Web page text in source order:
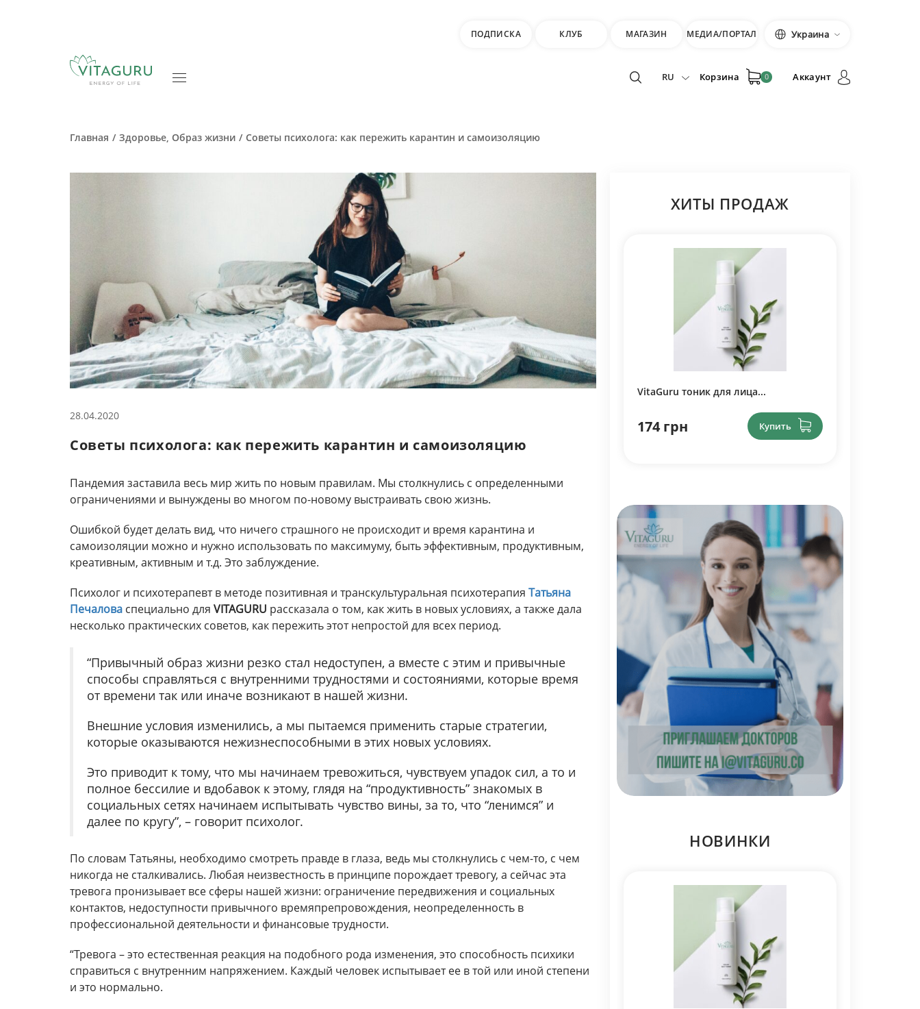
ПОДПИСКА КЛУБ МАГАЗИН МЕДИА/ПОРТАЛ Украина
RU Корзина 0 Аккаунт
Главная Здоровье, Образ жизни Советы психолога: как пережить карантин и самоизоляцию
28.04.2020
Советы психолога: как пережить карантин и самоизоляцию
Пандемия заставила весь мир жить по новым правилам. Мы столкнулись с определенными
ограничениями и вынуждены во многом по-новому выстраивать свою жизнь.
Ошибкой будет делать вид, что ничего страшного не происходит и время карантина и
самоизоляции можно и нужно использовать по максимуму, быть эффективным, продуктивным,
креативным, активным и т.д. Это заблуждение.
Психолог и психотерапевт в методе позитивная и транскультуральная психотерапия Татьяна
Печалова специально для VITAGURU рассказала о том, как жить в новых условиях, а также дала
несколько практических советов, как пережить этот непростой для всех период.
“Привычный образ жизни резко стал недоступен, а вместе с этим и привычные
способы справляться с внутренними трудностями и состояниями, которые время
от времени так или иначе возникают в нашей жизни.
Внешние условия изменились, а мы пытаемся применить старые стратегии,
которые оказываются нежизнеспособными в этих новых условиях.
Это приводит к тому, что мы начинаем тревожиться, чувствуем упадок сил, а то и
полное бессилие и вдобавок к этому, глядя на “продуктивность” знакомых в
социальных сетях начинаем испытывать чувство вины, за то, что “ленимся” и
далее по кругу”, – говорит психолог.
По словам Татьяны, необходимо смотреть правде в глаза, ведь мы столкнулись с чем-то, с чем
никогда не сталкивались. Любая неизвестность в принципе порождает тревогу, а сейчас эта
тревога пронизывает все сферы нашей жизни: ограничение передвижения и социальных
контактов, недоступности привычного времяпрепровождения, неопределенность в
профессиональной деятельности и финансовые трудности.
“Тревога – это естественная реакция на подобного рода изменения, это способность психики
справиться с внутренним напряжением. Каждый человек испытывает ее в той или иной степени
и это нормально.
ХИТЫ ПРОДАЖ
VitaGuru тоник для лица...
174 грн Купить
НОВИНКИ